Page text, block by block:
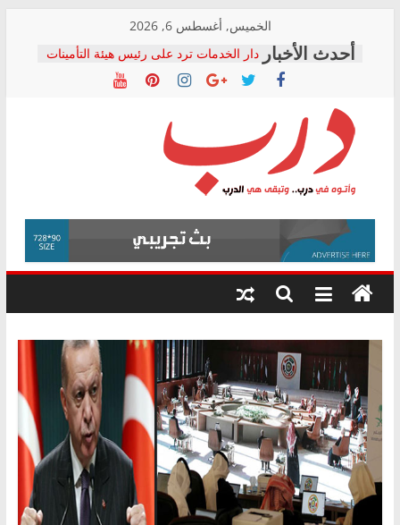
content
الخميس, أغسطس 6, 2026
دار الخدمات ترد على رئيس هيئة التأمينات
بعد مؤتمره الصحفي: إنكار الأزمة لا ينهي
معاناة أصحاب المعاشات.. ونطالب بكشف
فرحات سليمان يكتب: القطاع الصحي إلى
أين؟
حزب التحالف الشعبي يطلق لجنة “الحق
في الصحة” بالإسكندرية لرصد الانتهاكات
ودعم المرضى
الوزاري لمدينة الصحفيين.. وانتهاء أعمال
إنشاء المبنى الإداري
المجلس القومي لحقوق الإنسان يعلن
متابعة قضية الدكتور محمد زهران.. ويؤكد:
قرينة البراءة وضمانات المحاكمة العادلة
درب
وأتوه
درب..
وتبقى
هي